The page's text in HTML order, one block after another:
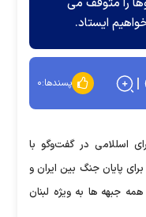
را متوقف می
ایستاد.
پسندها:۰
اسللامی در گفت‌وگو با
پایان جنگ بین ایران و
جبهه ها به ویژه لبنان